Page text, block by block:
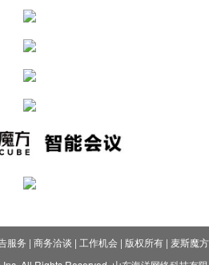
服务 | 商务洽谈 | 工作机会| 版权所有| 麦斯魔方